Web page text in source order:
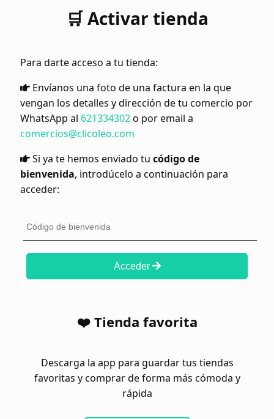
🛒 Activar tienda
Para darte acceso a tu tienda:
Envíanos una foto de una factura en la que
vengan los detalles y dirección de tu comercio por
WhatsApp al 621334302o por email a
comercios@clicoleo.com
Si ya te hemos enviado tu código de
bienvenida, introdúcelo a continuación para
acceder:
Acceder
❤️ Tienda favorita
Descarga la app para guardar tus tiendas
favoritas y comprar de forma más cómoda y
rápida